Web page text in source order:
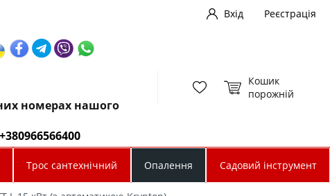
Вхід
Реєстрація
номерах нашого
+380966566400
Кошик
порожній
Трос сантехнічний Опалення Садовий інструмент